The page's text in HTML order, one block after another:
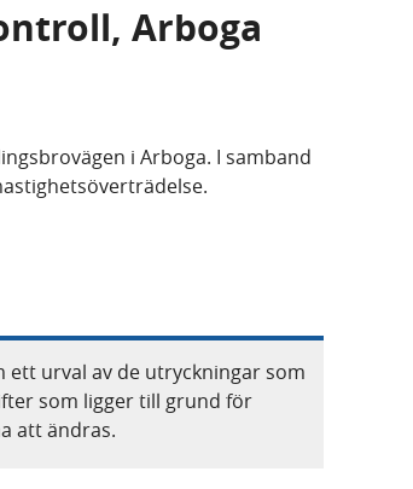
Arboga
i Arboga. I samband
urval av de utryckningar som
som ligger till grund för
att ändras.